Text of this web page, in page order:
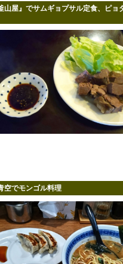
山屋』でサムギョプサル定食、ピョ
空でモンゴル料理